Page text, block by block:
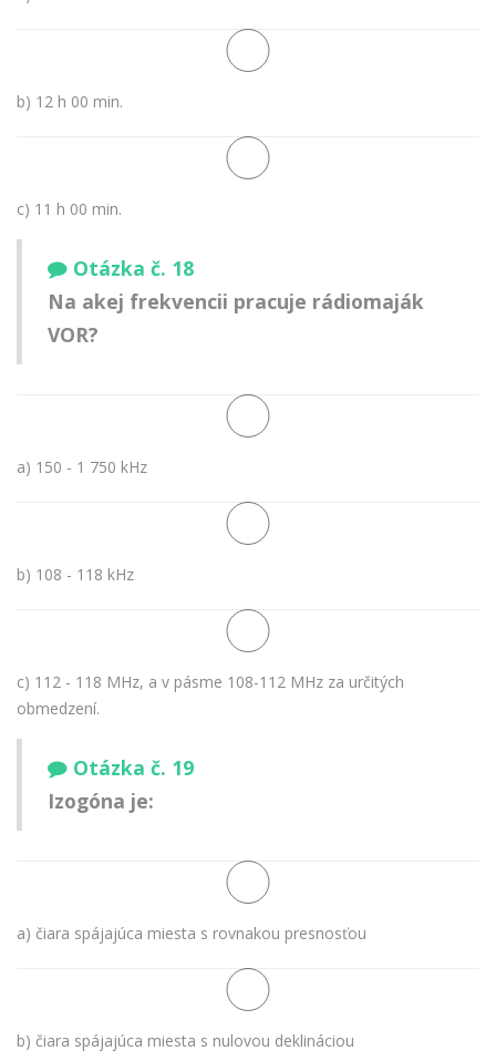
b) 12 h 00 min.
c) 11 h 00 min.
Otázka č. 18
Na akej frekvencii pracuje rádiomaják
VOR?
a) 150 - 1 750 kHz
b) 108 - 118 kHz
c) 112 - 118 MHz, a v pásme 108-112 MHz za určitých
obmedzení.
Otázka č. 19
Izogóna je:
a) čiara spájajúca miesta s rovnakou presnosťou
b) čiara spájajúca miesta s nulovou deklináciou